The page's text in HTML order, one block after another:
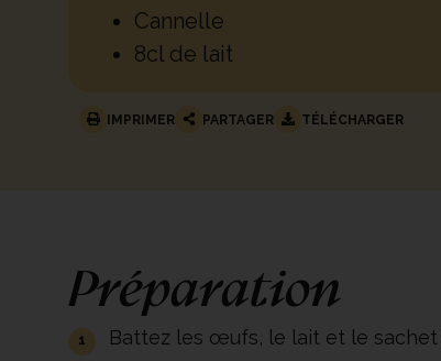
Cannelle
8cl de lait
IMPRIMER PARTAGER TÉLÉCHARGER
Préparation
Battez les œufs, le lait et le sachet